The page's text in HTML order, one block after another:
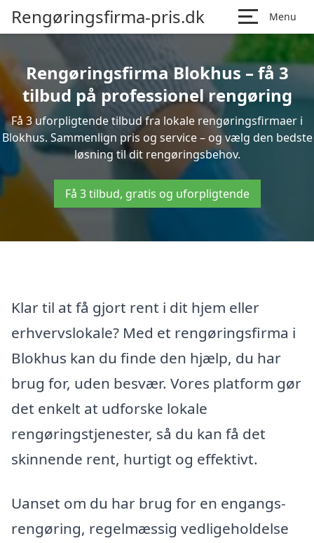
Rengøringsfirma-pris.dk Menu
Rengøringsfirma Blokhus – få 3
tilbud på professionel rengøring
Få 3 uforpligtende tilbud fra lokale rengøringsfirmaer i
Blokhus. Sammenlign pris og service – og vælg den bedste
løsning til dit rengøringsbehov.
Få 3 tilbud, gratis og uforpligtende
Klar til at få gjort rent i dit hjem eller
erhvervslokale? Med et rengøringsfirma i
Blokhus kan du finde den hjælp, du har
brug for, uden besvær. Vores platform gør
det enkelt at udforske lokale
rengøringstjenester, så du kan få det
skinnende rent, hurtigt og effektivt.
Uanset om du har brug for en engangs-
rengøring, regelmæssig vedligeholdelse